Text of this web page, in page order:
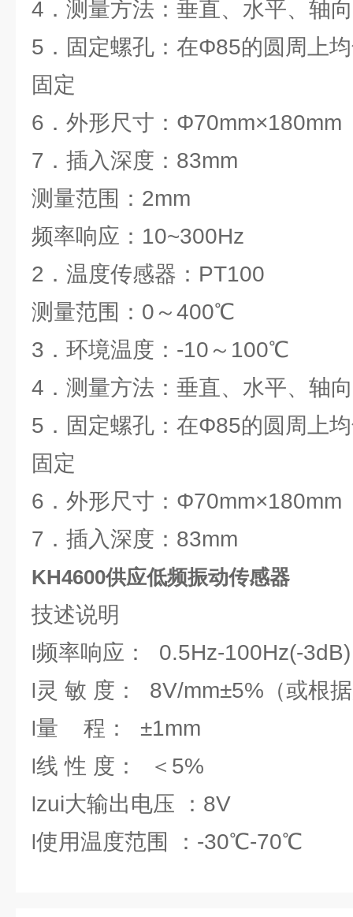
4．测量方法：垂直、水平、轴
5．固定螺孔：在Φ85的圆周上
固定
6．外形尺寸：Φ70mm×180mm
7．插入深度：83mm
测量范围：2mm
频率响应：10~300Hz
2．温度传感器：PT100
测量范围：0～400℃
3．环境温度：-10～100℃
4．测量方法：垂直、水平、轴
5．固定螺孔：在Φ85的圆周上
固定
6．外形尺寸：Φ70mm×180mm
7．插入深度：83mm
KH4600供应低频振动传感器
技述说明
l频率响应： 0.5Hz-100Hz(-3dB)
l灵 敏 度： 8V/mm±5%（或根
l量 程： ±1mm
l线 性 度： ＜5%
lzui大输出电压 ：8V
l使用温度范围 ：-30℃-70℃